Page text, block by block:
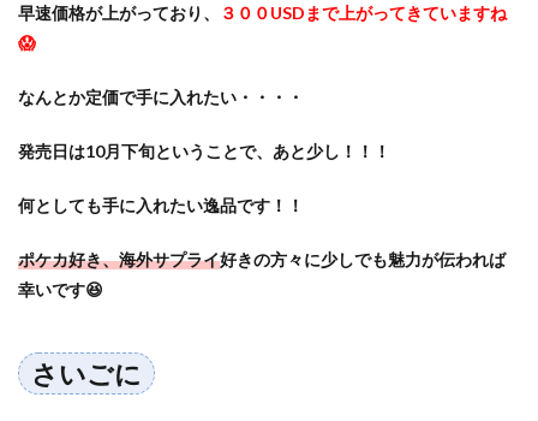
早速価格が上がっており、
３００USDまで上がってきていますね
😱
なんとか定価で手に入れたい・・・・
発売日は10月下旬ということで、あと少し！！！
何としても手に入れたい逸品です！！
ポケカ好き、海外サプライ好きの方々に少しでも魅力が伝われば
幸いです😆
さいごに